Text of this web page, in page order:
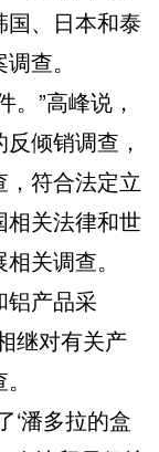
国、日本和泰
查。
”高峰说，
倾销调查，
符合法定立
相关法律和世
关调查。
产品采
继对有关产
潘多拉的盒